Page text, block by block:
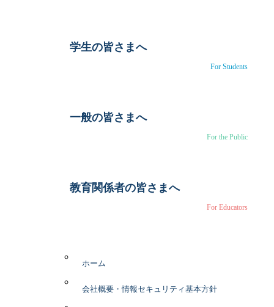
学生の皆さまへ
For Students
一般の皆さまへ
For the Public
教育関係者の皆さまへ
For Educators
ホーム
会社概要・情報セキュリティ基本方針